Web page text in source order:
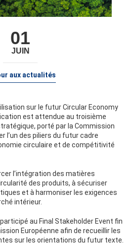
01
JUIN
aux actualités
sur le futur Circular Economy
est attendue au troisième
porté par la Commission
l’un des piliers du futur cadre
circulaire et de compétitivité
l’intégration des matières
des produits, à sécuriser
et à harmoniser les exigences
intérieur.
participé au Final Stakeholder Event fin
Européenne afin de recueillir les
sur les orientations du futur texte.